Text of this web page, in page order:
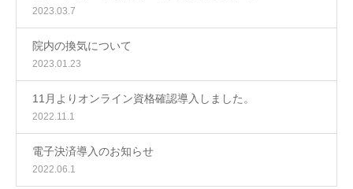
2023.03.7
院内の換気について
2023.01.23
11月よりオンライン資格確認導入しました。
2022.11.1
電子決済導入のお知らせ
2022.06.1